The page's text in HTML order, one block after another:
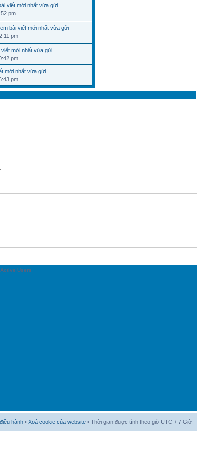
pm
pm
pm
pm
Users
hành • Xoá cookie của website • Thời gian được tính theo giờ UTC + 7 Giờ